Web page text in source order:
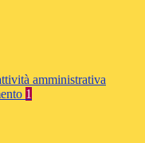
amministrativa
1